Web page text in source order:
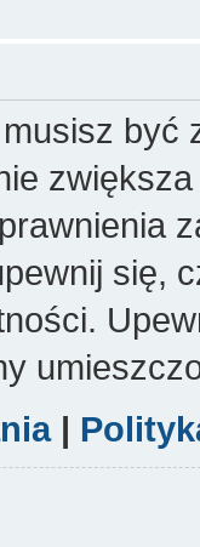
być
się,
|